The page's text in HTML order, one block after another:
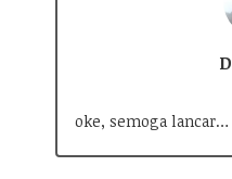
oke, semoga lancar…